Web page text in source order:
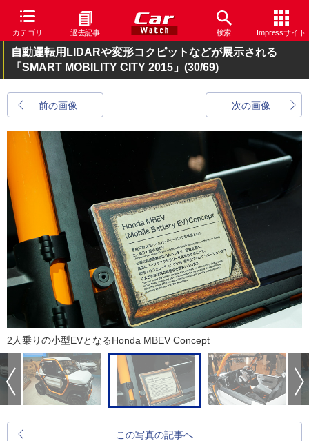
カテゴリ 過去記事 検索 Impressサイト
自動運転用LIDARや変形コクピットなどが展示される
「SMART MOBILITY CITY 2015」 (30/69)
前の画像 次の画像
2人乗りの小型EVとなるHonda MBEV Concept
この写真の記事へ